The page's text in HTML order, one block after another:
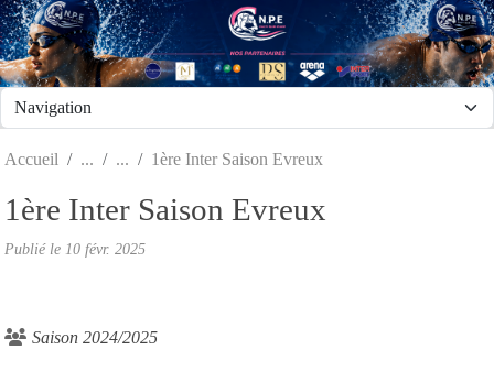
Accueil 1ère Inter Saison Evreux
1ère Inter Saison Evreux
Publié le 10 févr. 2025
Saison 2024/2025
Panneau de gestion des cookies